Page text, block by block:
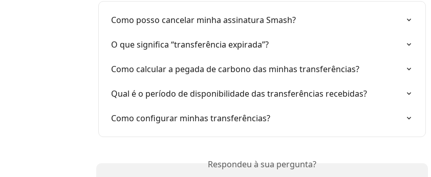
Como posso cancelar minha assinatura Smash?
O que significa “transferência expirada”?
Como calcular a pegada de carbono das minhas transferências?
Qual é o período de disponibilidade das transferências recebidas?
Como configurar minhas transferências?
Respondeu à sua pergunta?